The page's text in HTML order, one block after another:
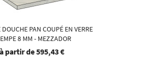
DOUCHE PAN COUPÉ EN VERRE
8 MM - MEZZADOR
à partir de595,43 €